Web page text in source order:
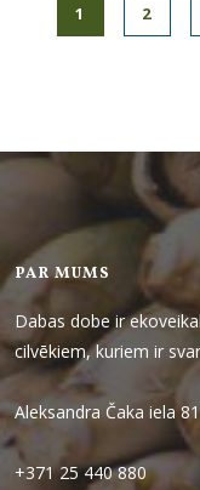
1 2
PAR MUMS
Dabas dobe ir
cilvēkiem, kuriem ir
Aleksandra Čaka iela 81
+371 25 440 880